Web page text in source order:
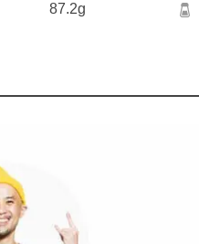
87.2g